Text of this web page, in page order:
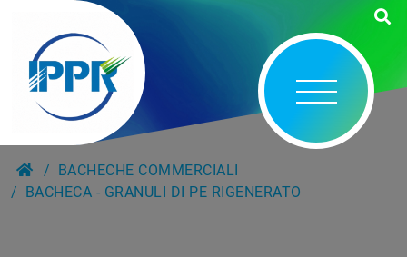
BACHECHE COMMERCIALI
BACHECA - GRANULI DI PE RIGENERATO